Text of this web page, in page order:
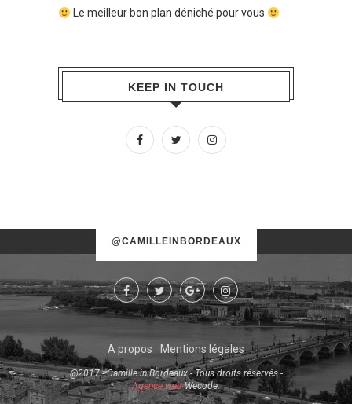
Le meilleur bon plan déniché pour vous
KEEP IN TOUCH
@CAMILLEINBORDEAUX
Try some other hashtag or username
A propos Mentions légales
@2017 - Camille in Bordeaux - Tous droits réservés -
Agence webWecode.